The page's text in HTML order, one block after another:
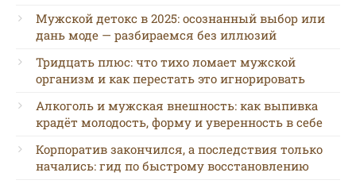
Мужской детокс в 2025: осознанный выбор или
дань моде — разбираемся без иллюзий
Тридцать плюс: что тихо ломает мужской
организм и как перестать это игнорировать
Алкоголь и мужская внешность: как выпивка
крадёт молодость, форму и уверенность в себе
Корпоратив закончился, а последствия только
начались: гид по быстрому восстановлению